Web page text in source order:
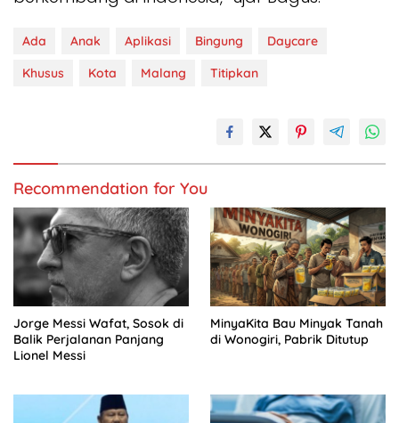
Ada Anak Aplikasi Bingung
Daycare
Khusus
Kota Malang Titipkan
Recommendation for You
Jorge Messi Wafat, Sosok di
Balik Perjalanan Panjang
Lionel Messi
MinyaKita Bau Minyak Tanah
di Wonogiri, Pabrik Ditutup